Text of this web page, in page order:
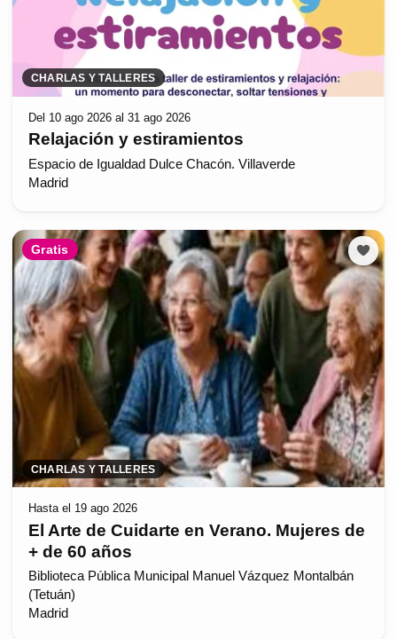
CHARLAS Y TALLERES
Del 10 ago 2026 al 31 ago 2026
Relajación y estiramientos
Espacio de Igualdad Dulce Chacón. Villaverde
Madrid
Gratis
CHARLAS Y TALLERES
Hasta el 19 ago 2026
El Arte de Cuidarte en Verano. Mujeres de
+ de 60 años
Biblioteca Pública Municipal Manuel Vázquez Montalbán
(Tetuán)
Madrid